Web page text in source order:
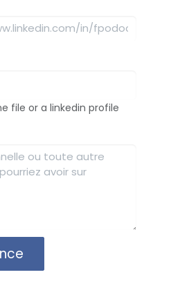
file or a linkedin profile